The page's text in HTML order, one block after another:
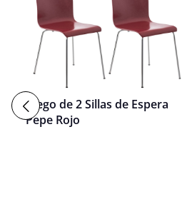
Juego de 2 Sillas de Espera
Pepe Rojo